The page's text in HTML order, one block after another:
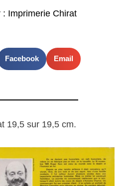
: Imprimerie Chirat
Facebook Email
19,5 sur 19,5 cm.